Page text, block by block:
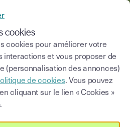
Saisissez un terme
cookies
cookies pour améliorer votre
interactions et vous proposer de
(personnalisation des annonces)
de cookies. Vous pouvez
cliquant sur le lien « Cookies »